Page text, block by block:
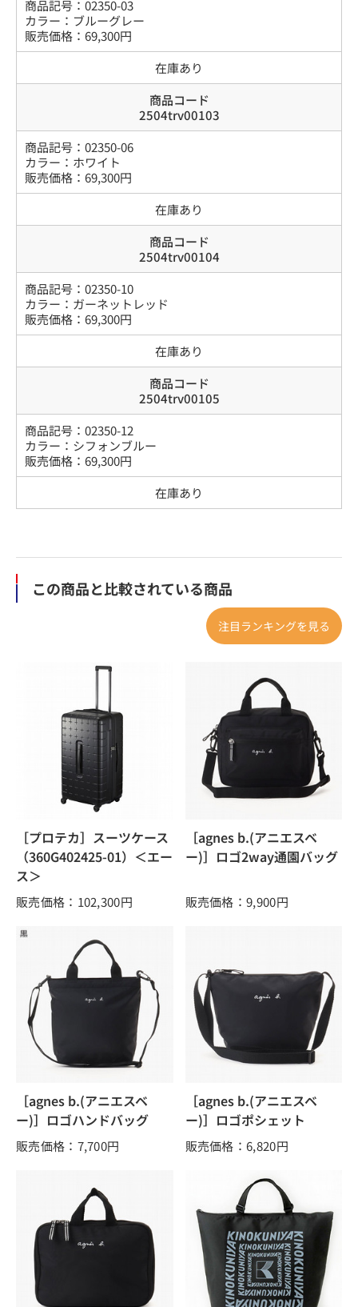
商品記号： 02350-03
カラー ： ブルーグレー
販売価格： 69,300円
在庫あり
商品コード
2504trv00103
商品記号： 02350-06
カラー ： ホワイト
販売価格： 69,300円
在庫あり
商品コード
2504trv00104
商品記号： 02350-10
カラー ： ガーネットレッド
販売価格： 69,300円
在庫あり
商品コード
2504trv00105
商品記号： 02350-12
カラー ： シフォンブルー
販売価格： 69,300円
在庫あり
この商品と比較されている商品
注目ランキングを見る
［プロテカ］スーツケース
（360G402425-01）＜エー
ス＞
販売価格：102,300円
［agnes b.(アニエスベ
ー)］ロゴ2way通園バッグ
販売価格：9,900円
［agnes b.(アニエスベ
ー)］ロゴハンドバッグ
販売価格：7,700円
［agnes b.(アニエスベ
ー)］ロゴポシェット
販売価格：6,820円